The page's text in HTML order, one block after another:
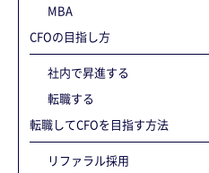
MBA
CFOの目指し方
社内で昇進する
転職する
転職してCFOを目指す方法
リファラル採用